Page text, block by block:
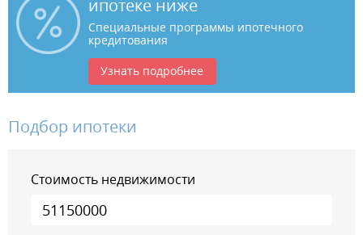
ипотеке ниже
Специальные программы ипотечного
кредитования
Узнать подробнее
Подбор ипотеки
Стоимость недвижимости